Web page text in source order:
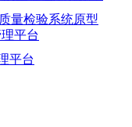
量检验系统原型
平台